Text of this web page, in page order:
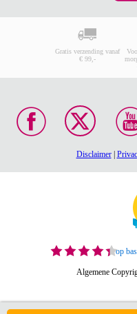
Gratis verzending vanaf
€ 99,-
Disclaimer|
op
Algemene